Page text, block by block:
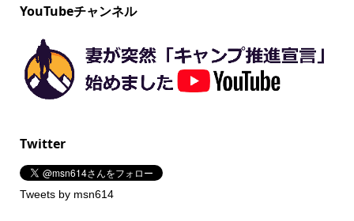
YouTubeチャンネル
Twitter
Tweets by msn614